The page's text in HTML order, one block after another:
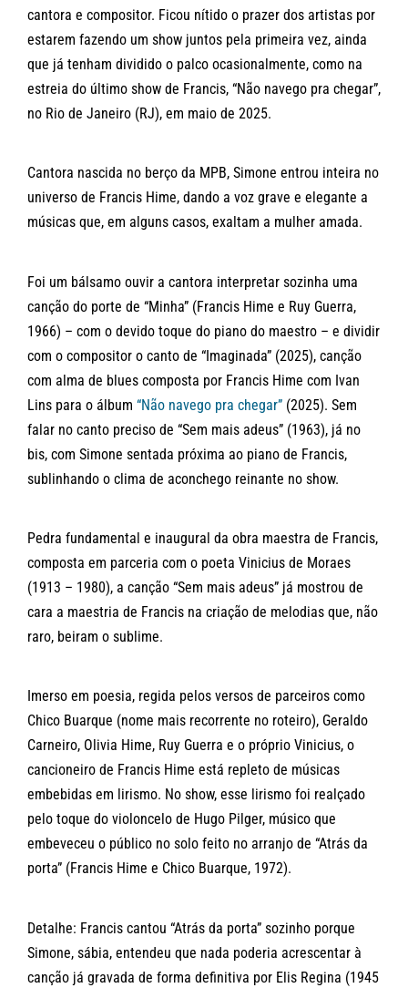
cantora e compositor. Ficou nítido o prazer dos artistas por
estarem fazendo um show juntos pela primeira vez, ainda
que já tenham dividido o palco ocasionalmente, como na
estreia do último show de Francis, “Não navego pra chegar”,
no Rio de Janeiro (RJ), em maio de 2025.
Cantora nascida no berço da MPB, Simone entrou inteira no
universo de Francis Hime, dando a voz grave e elegante a
músicas que, em alguns casos, exaltam a mulher amada.
Foi um bálsamo ouvir a cantora interpretar sozinha uma
canção do porte de “Minha” (Francis Hime e Ruy Guerra,
1966) – com o devido toque do piano do maestro – e dividir
com o compositor o canto de “Imaginada” (2025), canção
com alma de blues composta por Francis Hime com Ivan
Lins para o álbum “Não navego pra chegar” (2025). Sem
falar no canto preciso de “Sem mais adeus” (1963), já no
bis, com Simone sentada próxima ao piano de Francis,
sublinhando o clima de aconchego reinante no show.
Pedra fundamental e inaugural da obra maestra de Francis,
composta em parceria com o poeta Vinicius de Moraes
(1913 – 1980), a canção “Sem mais adeus” já mostrou de
cara a maestria de Francis na criação de melodias que, não
raro, beiram o sublime.
Imerso em poesia, regida pelos versos de parceiros como
Chico Buarque (nome mais recorrente no roteiro), Geraldo
Carneiro, Olivia Hime, Ruy Guerra e o próprio Vinicius, o
cancioneiro de Francis Hime está repleto de músicas
embebidas em lirismo. No show, esse lirismo foi realçado
pelo toque do violoncelo de Hugo Pilger, músico que
embeveceu o público no solo feito no arranjo de “Atrás da
porta” (Francis Hime e Chico Buarque, 1972).
Detalhe: Francis cantou “Atrás da porta” sozinho porque
Simone, sábia, entendeu que nada poderia acrescentar à
canção já gravada de forma definitiva por Elis Regina (1945